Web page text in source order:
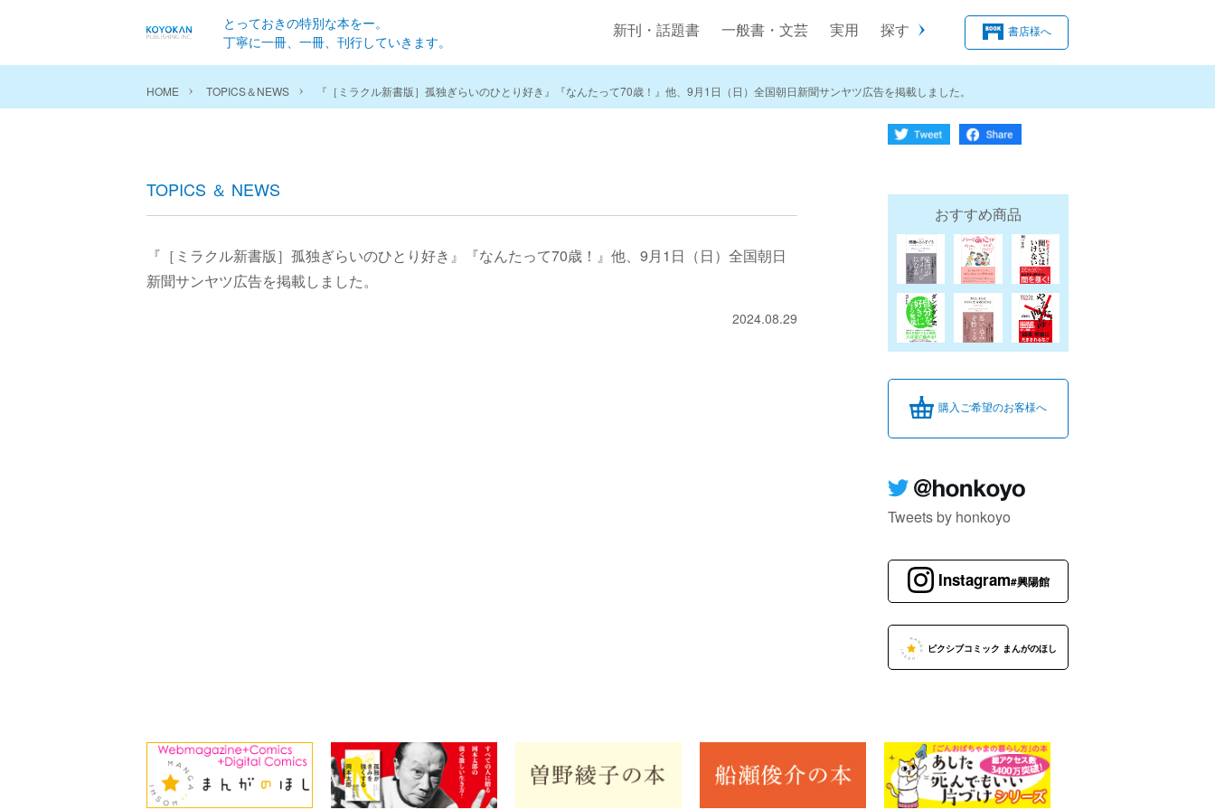
とっておきの特別な本をー。
丁寧に一冊、一冊、刊行していきます。
新刊・話題書 一般書・文芸 実用 探す 書店様へ
HOME TOPICS＆NEWS 『［ミラクル新書版］孤独ぎらいのひとり好き』『なんたって70歳！』他、9月1日（日）全国朝日新聞サンヤツ広告を掲載しました。
TOPICS ＆ NEWS
『［ミラクル新書版］孤独ぎらいのひとり好き』『なんたって70歳！』他、9月1日（日）全国朝日
新聞サンヤツ広告を掲載しました。
2024.08.29
おすすめ商品
購入ご希望のお客様へ
Tweets by honkoyo
Instagram#興陽館
ピクシブコミック まんがのほし